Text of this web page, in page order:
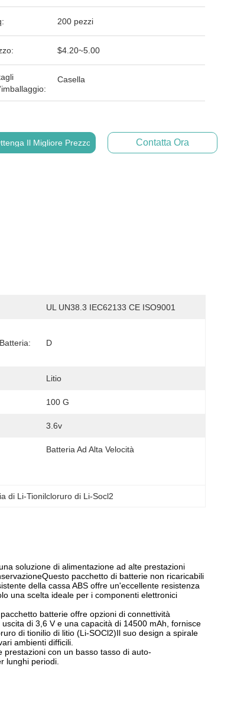
200 pezzi
$4.20~5.00
Casella
Il Migliore Prezzo Contatta Ora
UL UN38.3 IEC62133 CE ISO9001
D
Litio
100 G
3.6v
Batteria Ad Alta Velocità
di Li-Tionilcloruro di Li-Socl2
soluzione di alimentazione ad alte prestazioni
pacchetto di batterie non ricaricabili
della cassa ABS offre un'eccellente resistenza
una scelta ideale per i componenti elettronici
batterie offre opzioni di connettività
di 3,6 V e una capacità di 14500 mAh, fornisce
di tionilio di litio (Li-SOCl2)Il suo design a spirale
ambienti difficili.
con un basso tasso di auto-
lunghi periodi.